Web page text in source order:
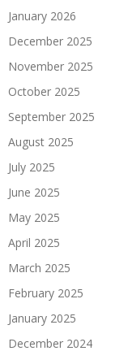
January 2026
December 2025
November 2025
October 2025
September 2025
August 2025
July 2025
June 2025
May 2025
April 2025
March 2025
February 2025
January 2025
December 2024